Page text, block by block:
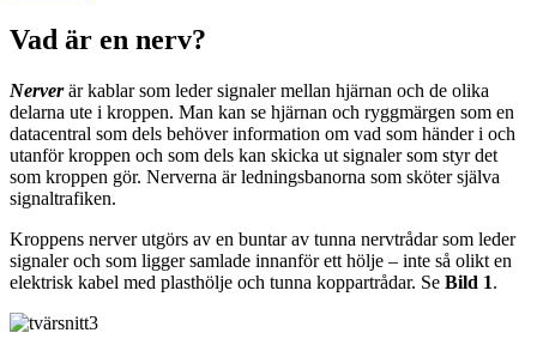
Vad är en nerv?
Nerverär kablar som leder signaler mellan hjärnan och de olika
delarna ute i kroppen. Man kan se hjärnan och ryggmärgen som en
datacentral som dels behöver information om vad som händer i och
utanför kroppen och som dels kan skicka ut signaler som styr det
som kroppen gör. Nerverna är ledningsbanorna som sköter själva
signaltrafiken.
Kroppens nerver utgörs av en buntar av tunna nervtrådar som leder
signaler och som ligger samlade innanför ett hölje – inte så olikt en
elektrisk kabel med plasthölje och tunna koppartrådar. Se Bild 1.